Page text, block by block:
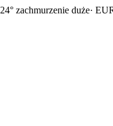
24° zachmurzenie duże·